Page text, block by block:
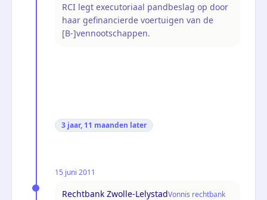
RCI legt executoriaal pandbeslag op door
haar gefinancierde voertuigen van de
[B-]vennootschappen.
3 jaar, 11 maanden later
15 juni 2011
Rechtbank Zwolle-LelystadVonnis rechtbank